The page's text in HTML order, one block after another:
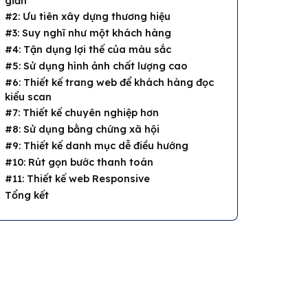
#2: Ưu tiên xây dựng thương hiệu
#3: Suy nghĩ như một khách hàng
#4: Tận dụng lợi thế của màu sắc
#5: Sử dụng hình ảnh chất lượng cao
#6: Thiết kế trang web để khách hàng đọc
kiểu scan
#7: Thiết kế chuyên nghiệp hơn
#8: Sử dụng bằng chứng xã hội
#9: Thiết kế danh mục dễ điều hướng
#10: Rút gọn bước thanh toán
#11: Thiết kế web Responsive
Tổng kết